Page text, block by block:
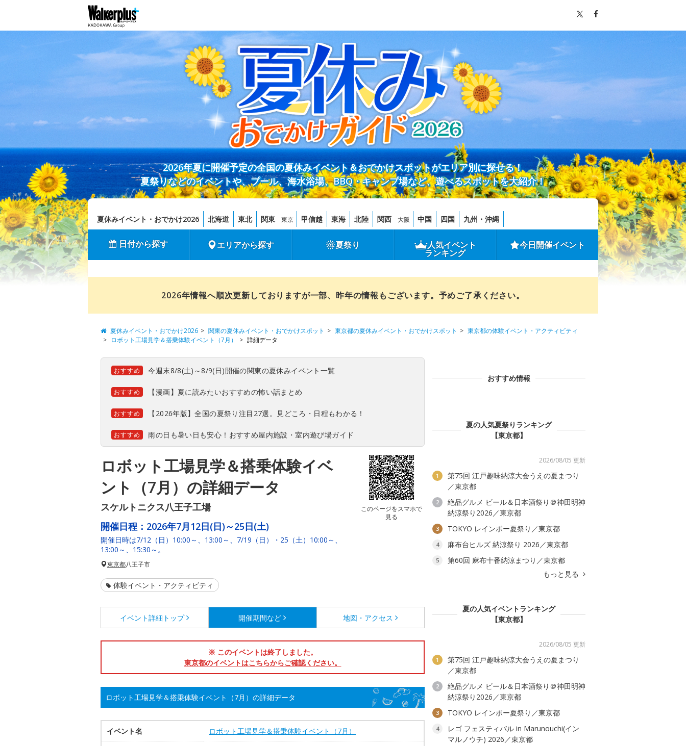
2026年夏に開催予定の全国の夏休みイベント＆おでかけスポットがエリア別に探せる！
夏祭りなどのイベントや、プール、海水浴場、BBQ・キャンプ場など、遊べるスポットを大紹介！
夏休みイベント・おでかけ2026 北海道 東北 関東 東京 甲信越 東海 北陸 関西 大阪 中国 四国 九州・沖縄
日付から探す エリアから探す 夏祭り 人気イベント
ランキング
今日開催イベント
2026年情報へ順次更新しておりますが一部、昨年の情報もございます。予めご了承ください。
夏休みイベント・おでかけ2026 関東の夏休みイベント・おでかけスポット 東京都の夏休みイベント・おでかけスポット
東京都の体験イベント・アクティビティ
ロボット工場見学＆搭乗体験イベント（7月）
詳細データ
おすすめ 今週末8/8(土)～8/9(日)開催の関東の夏休みイベント一覧
おすすめ 【漫画】夏に読みたいおすすめの怖い話まとめ
おすすめ 【2026年版】全国の夏祭り注目27選。見どころ・日程もわかる！
おすすめ 雨の日も暑い日も安心！おすすめ屋内施設・室内遊び場ガイド
ロボット工場見学＆搭乗体験イベ
ント（7月）の詳細データ
スケルトニクス八王子工場
このページをスマホで
見る
開催日程： 2026年7月12日(日)～25日(土)
開催日時は7/12（日）10:00～、13:00～、7/19（日）・25（土）10:00～、
13:00～、15:30～。
東京都八王子市
体験イベント・アクティビティ
イベント詳細 トップ 開催期間など 地図・アクセス
※ このイベントは終了しました。
東京都のイベントはこちらからご確認ください。
ロボット工場見学＆搭乗体験イベント（7月）の詳細データ
イベント名 ロボット工場見学＆搭乗体験イベント（7月）
おすすめ情報
夏の人気夏祭りランキング
【東京都】
2026/08/05 更新
1
第75回 江戸趣味納涼大会うえの夏まつり
／東京都
2
絶品グルメ ビール＆日本酒祭り＠神田明神
納涼祭り2026／東京都
3 TOKYO レインボー夏祭り／東京都
4 麻布台ヒルズ 納涼祭り 2026／東京都
5
第60回 麻布十番納涼まつり／東京都
もっと見る
夏の人気イベントランキング
【東京都】
2026/08/05 更新
1
第75回 江戸趣味納涼大会うえの夏まつり
／東京都
2
絶品グルメ ビール＆日本酒祭り＠神田明神
納涼祭り2026／東京都
3 TOKYO レインボー夏祭り／東京都
4
レゴ フェスティバル in Marunouchi(イン
マルノウチ) 2026／東京都